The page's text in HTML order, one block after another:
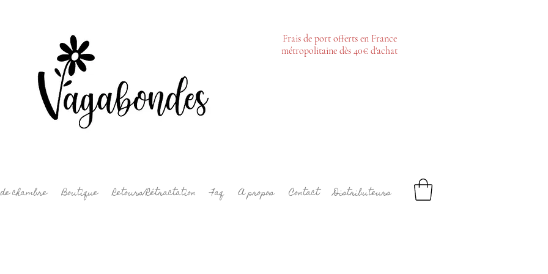
Frais de port offerts en France
métropolitaine dès 40€ d'achat
chambre Boutique Retours/Rétractation Faq A propos Contact Distributeurs